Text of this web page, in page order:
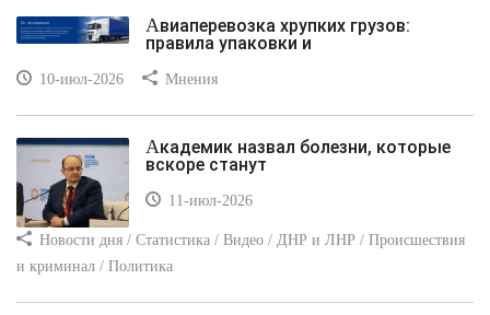
Авиаперевозка хрупких грузов:
правила упаковки и
10-июл-2026 Мнения
Академик назвал болезни, которые
вскоре станут
11-июл-2026
Новости дня / Статистика / Видео / ДНР и ЛНР / Происшествия
и криминал / Политика